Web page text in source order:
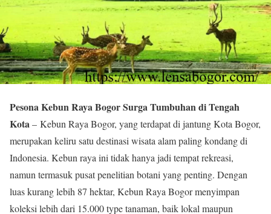
Pesona Kebun Raya Bogor Surga Tumbuhan di Tengah
Kota– Kebun Raya Bogor, yang terdapat di jantung Kota Bogor,
merupakan keliru satu destinasi wisata alam paling kondang di
Indonesia. Kebun raya ini tidak hanya jadi tempat rekreasi,
namun termasuk pusat penelitian botani yang penting. Dengan
luas kurang lebih 87 hektar, Kebun Raya Bogor menyimpan
koleksi lebih dari 15.000 type tanaman, baik lokal maupun